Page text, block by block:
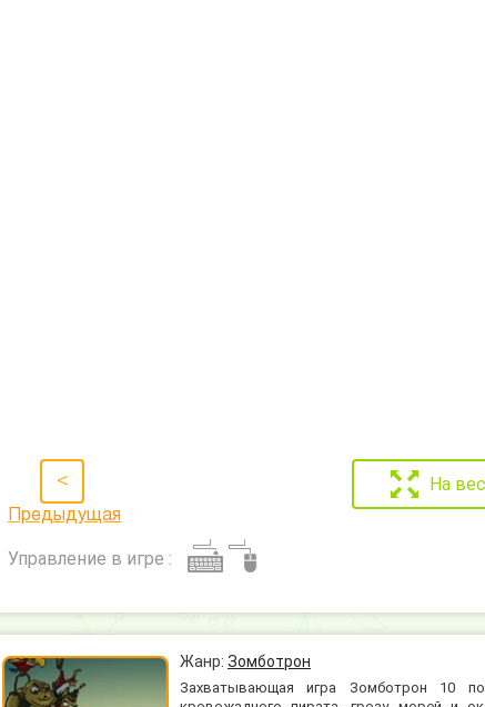
<
Предыдущая
На
Управление в игре :
Жанр: Зомботрон
Захватывающая игра Зомботрон 10